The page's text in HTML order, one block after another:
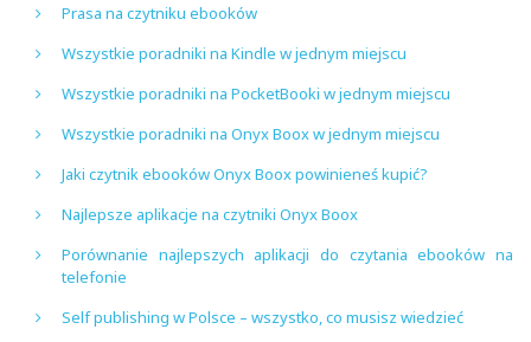
Prasa na czytniku ebooków
Wszystkie poradniki na Kindle w jednym miejscu
Wszystkie poradniki na PocketBooki w jednym miejscu
Wszystkie poradniki na Onyx Boox w jednym miejscu
Jaki czytnik ebooków Onyx Boox powinieneś kupić?
Najlepsze aplikacje na czytniki Onyx Boox
Porównanie najlepszych aplikacji do czytania ebooków na
telefonie
Self publishing w Polsce – wszystko, co musisz wiedzieć